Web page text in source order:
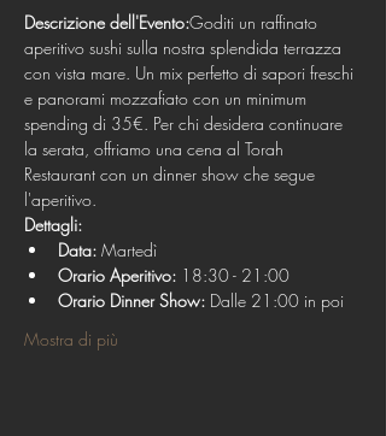
Descrizione dell'Evento:Goditi un raffinato
aperitivo sushi sulla nostra splendida terrazza
con vista mare. Un mix perfetto di sapori freschi
e panorami mozzafiato con un minimum
spending di 35€. Per chi desidera continuare
la serata, offriamo una cena al Torah
Restaurant con un dinner show che segue
l'aperitivo.
Dettagli:
Data: Martedì
Orario Aperitivo: 18:30 - 21:00
Orario Dinner Show: Dalle 21:00 in poi
Mostra di più